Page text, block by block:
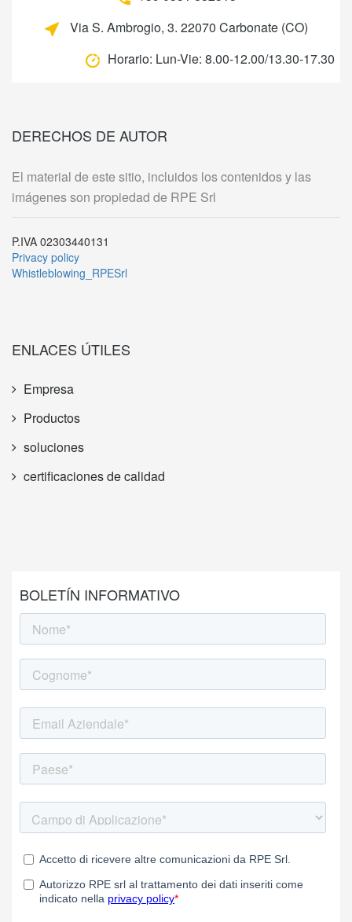
Via S. Ambrogio, 3. 22070 Carbonate (CO)
Horario: Lun-Vie: 8.00-12.00/13.30-17.30
DERECHOS DE AUTOR
El material de este sitio, incluidos los contenidos y las
imágenes son propiedad de RPE Srl
P.IVA 02303440131
Privacy policy
Whistleblowing_RPESrl
ENLACES ÚTILES
Empresa
Productos
soluciones
certificaciones de calidad
BOLETÍN INFORMATIVO